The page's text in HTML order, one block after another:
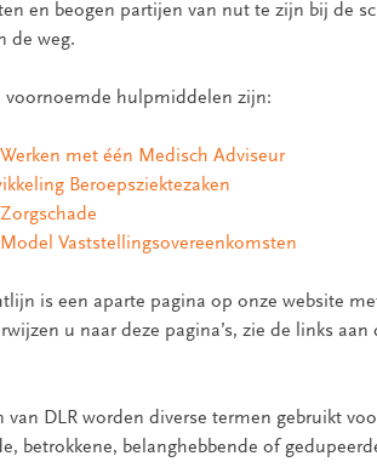
en beogen partijen van nut te zijn bij de
de weg.
voornoemde hulpmiddelen zijn:
met één Medisch Adviseur
Beroepsziektezaken
Vaststellingsovereenkomsten
is een aparte pagina op onze website
u naar deze pagina’s, zie de links aan
van DLR worden diverse termen gebruikt
betrokkene, belanghebbende of